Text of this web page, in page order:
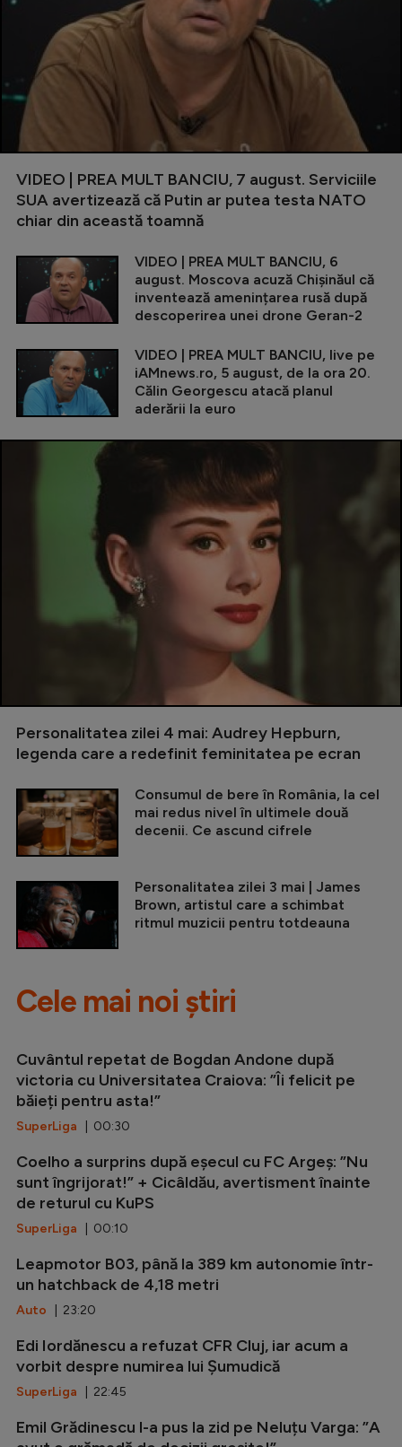
VIDEO | PREA MULT BANCIU, 7 august. Serviciile
SUA avertizează că Putin ar putea testa NATO
chiar din această toamnă
VIDEO | PREA MULT BANCIU, 6
august. Moscova acuză Chișinăul că
inventează amenințarea rusă după
descoperirea unei drone Geran-2
VIDEO | PREA MULT BANCIU, live pe
iAMnews.ro, 5 august, de la ora 20.
Călin Georgescu atacă planul
aderării la euro
Personalitatea zilei 4 mai: Audrey Hepburn,
legenda care a redefinit feminitatea pe ecran
Consumul de bere în România, la cel
mai redus nivel în ultimele două
decenii. Ce ascund cifrele
Personalitatea zilei 3 mai | James
Brown, artistul care a schimbat
ritmul muzicii pentru totdeauna
Cele mai noi știri
Cuvântul repetat de Bogdan Andone după
victoria cu Universitatea Craiova: ”Îi felicit pe
băieți pentru asta!”
SuperLiga | 00:30
Coelho a surprins după eșecul cu FC Argeș: ”Nu
sunt îngrijorat!” + Cicâldău, avertisment înainte
de returul cu KuPS
SuperLiga | 00:10
Leapmotor B03, până la 389 km autonomie într-
un hatchback de 4,18 metri
Auto | 23:20
Edi Iordănescu a refuzat CFR Cluj, iar acum a
vorbit despre numirea lui Șumudică
SuperLiga | 22:45
Emil Grădinescu l-a pus la zid pe Neluțu Varga: ”A